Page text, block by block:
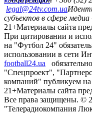
legal@24tv.com.ua
субъектов в сфере
21+Материалы сайта
При цитировании и
на "Футбол 24"
использовании в сети
football24.ua
"Спецпроект",
компаний" публикуем
21+Материалы сайта
Все права защищены. ©
"Телерадиокомпания